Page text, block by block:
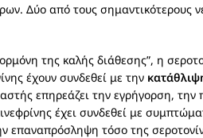
Δύο από τους σημαντικότερους
της καλής διάθεσης”, η
έχουν συνδεθεί με την
επηρεάζει την εγρήγορση,
έχει συνδεθεί με
επαναπρόσληψη τόσο της